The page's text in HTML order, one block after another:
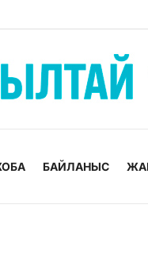
БАЙЛАНЫС